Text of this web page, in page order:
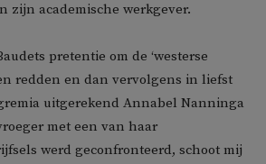
zijn academische werkgever.
pretentie om de ‘westerse
redden en dan vervolgens in liefst
uitgerekend Annabel Nanninga
met een van haar
werd geconfronteerd, schoot mij